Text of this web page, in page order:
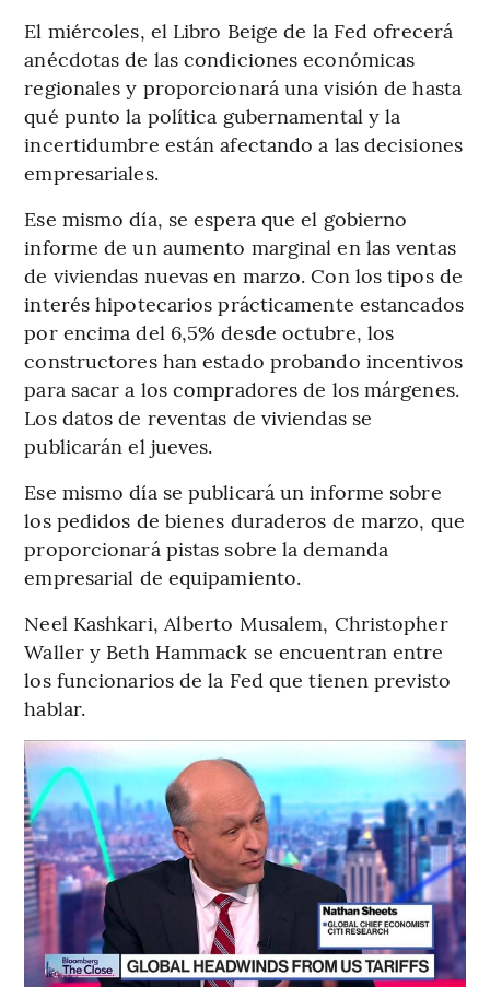
El miércoles, el Libro Beige de la Fed ofrecerá
anécdotas de las condiciones económicas
regionales y proporcionará una visión de hasta
qué punto la política gubernamental y la
incertidumbre están afectando a las decisiones
empresariales.
Ese mismo día, se espera que el gobierno
informe de un aumento marginal en las ventas
de viviendas nuevas en marzo. Con los tipos de
interés hipotecarios prácticamente estancados
por encima del 6,5% desde octubre, los
constructores han estado probando incentivos
para sacar a los compradores de los márgenes.
Los datos de reventas de viviendas se
publicarán el jueves.
Ese mismo día se publicará un informe sobre
los pedidos de bienes duraderos de marzo, que
proporcionará pistas sobre la demanda
empresarial de equipamiento.
Neel Kashkari, Alberto Musalem, Christopher
Waller y Beth Hammack se encuentran entre
los funcionarios de la Fed que tienen previsto
hablar.